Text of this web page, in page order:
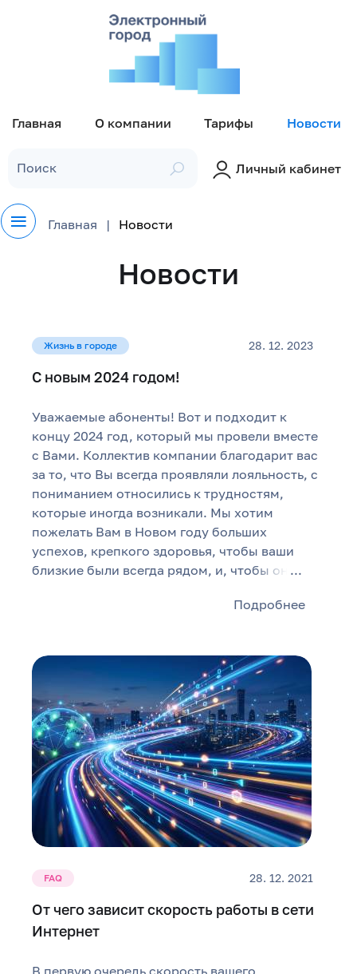
Главная О компании Тарифы Новости
Личный кабинет
Главная Новости
Новости
Подробнее
Жизнь в городе 28. 12. 2023
С новым 2024 годом!
Уважаемые абоненты! Вот и подходит к
концу 2024 год, который мы провели вместе
с Вами. Коллектив компании благодарит вас
за то, что Вы всегда проявляли лояльность, с
пониманием относились к трудностям,
которые иногда возникали. Мы хотим
пожелать Вам в Новом году больших
успехов, крепкого здоровья, чтобы ваши
близкие были всегда рядом, и, чтобы он ...
FAQ 28. 12. 2021
От чего зависит скорость работы в сети
Интернет